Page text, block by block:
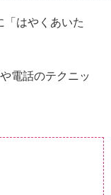
「はやくあいた
電話のテクニッ